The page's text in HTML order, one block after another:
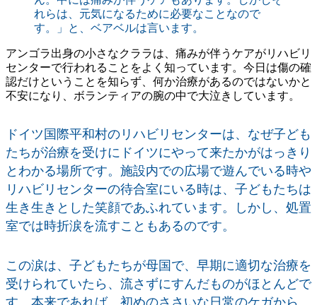
れらは、元気になるために必要なことなので
す。」と、ベアベルは言います。
アンゴラ出身の小さなクララは、痛みが伴うケアがリハビリ
センターで行われることをよく知っています。今日は傷の確
認だけということを知らず、何か治療があるのではないかと
不安になり、ボランティアの腕の中で大泣きしています。
ドイツ国際平和村のリハビリセンターは、なぜ子ども
たちが治療を受けにドイツにやって来たかがはっきり
とわかる場所です。施設内での広場で遊んでいる時や
リハビリセンターの待合室にいる時は、子どもたちは
生き生きとした笑顔であふれています。しかし、処置
室では時折涙を流すこともあるのです。
この涙は、子どもたちが母国で、早期に適切な治療を
受けられていたら、流さずにすんだものがほとんどで
す。本来であれば、初めのささいな日常のケガから、